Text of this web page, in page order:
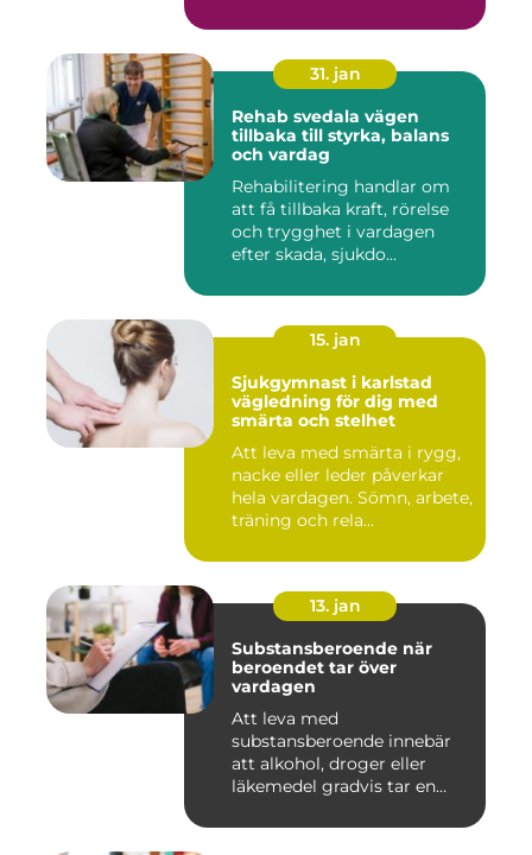
31. jan
Rehab svedala vägen
tillbaka till styrka, balans
och vardag
Rehabilitering handlar om
att få tillbaka kraft, rörelse
och trygghet i vardagen
efter skada, sjukdo...
15. jan
Sjukgymnast i karlstad
vägledning för dig med
smärta och stelhet
Att leva med smärta i rygg,
nacke eller leder påverkar
hela vardagen. Sömn, arbete,
träning och rela...
13. jan
Substansberoende när
beroendet tar över
vardagen
Att leva med
substansberoende innebär
att alkohol, droger eller
läkemedel gradvis tar en